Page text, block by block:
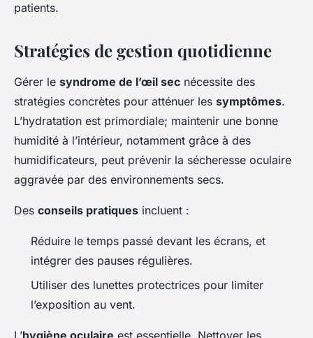
patients.
Stratégies de gestion quotidienne
Gérer le syndrome de l’œil sec nécessite des
stratégies concrètes pour atténuer les symptômes.
L’hydratation est primordiale; maintenir une bonne
humidité à l’intérieur, notamment grâce à des
humidificateurs, peut prévenir la sécheresse oculaire
aggravée par des environnements secs.
Des conseils pratiques incluent :
Réduire le temps passé devant les écrans, et
intégrer des pauses régulières.
Utiliser des lunettes protectrices pour limiter
l’exposition au vent.
L’hygiène oculaire est essentielle. Nettoyer les